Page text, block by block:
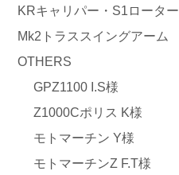
KRキャリパー・S1ローター
Mk2トラススイングアーム
OTHERS
GPZ1100 I.S様
Z1000Cポリス K様
モトマーチン Y様
モトマーチンZ F.T様